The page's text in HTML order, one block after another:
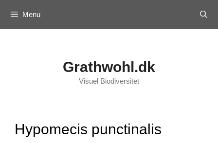
content
Menu
Grathwohl.dk
Visuel Biodiversitet
Hypomecis punctinalis